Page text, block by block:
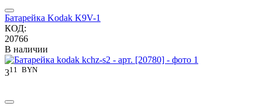
Батарейка Kodak K9V-1
КОД:
20766
В наличии
311 BYN